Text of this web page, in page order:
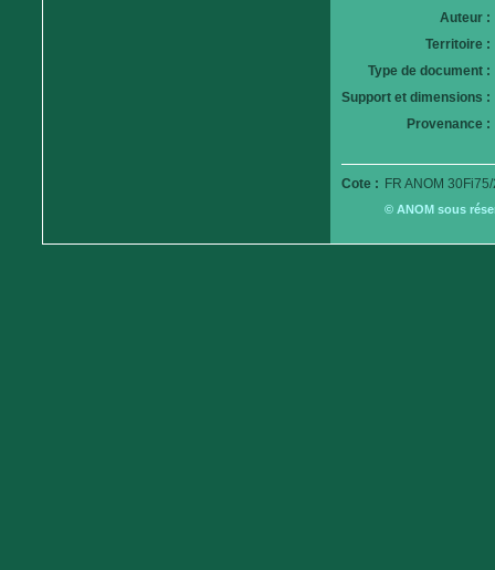
Auteur :
Territoire :
Type de document :
Support et dimensions :
Provenance :
Cote : FR ANOM
© ANOM sous